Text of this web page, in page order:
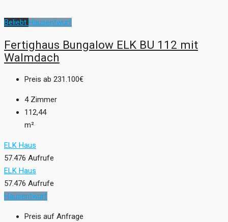
Beliebt Hausentwurf
Fertighaus Bungalow ELK BU 112 mit
Walmdach
Preis ab 231.100€
4 Zimmer
112,44
m²
ELK Haus
57.476 Aufrufe
ELK Haus
57.476 Aufrufe
Hausentwurf
Preis auf Anfrage